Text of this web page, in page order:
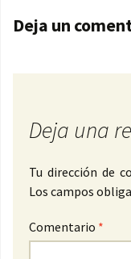
Deja un
Deja una
Tu dirección de
Los campos
Comentario *